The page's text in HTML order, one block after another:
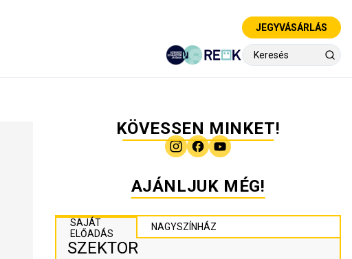
JEGYVÁSÁRLÁS
KÖVESSEN MINKET!
AJÁNLJUK MÉG!
SAJÁT
ELŐADÁS
NAGYSZÍNHÁZ
SZEKTOR